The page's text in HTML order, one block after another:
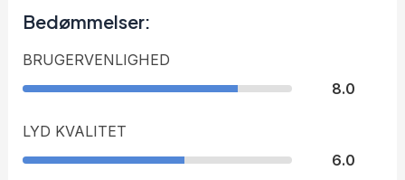
Bedømmelser:
BRUGERVENLIGHED
8.0
LYD KVALITET
6.0